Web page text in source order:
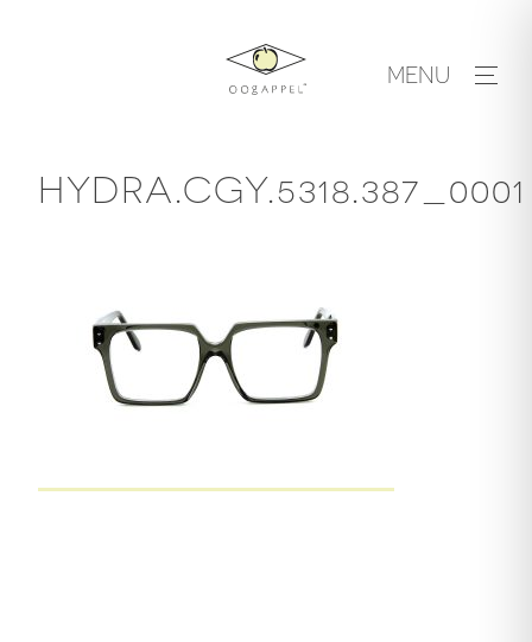
MENU
HYDRA.CGY.5318.387_0001